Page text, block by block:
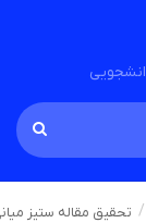
تحقیق مقاله ستیز